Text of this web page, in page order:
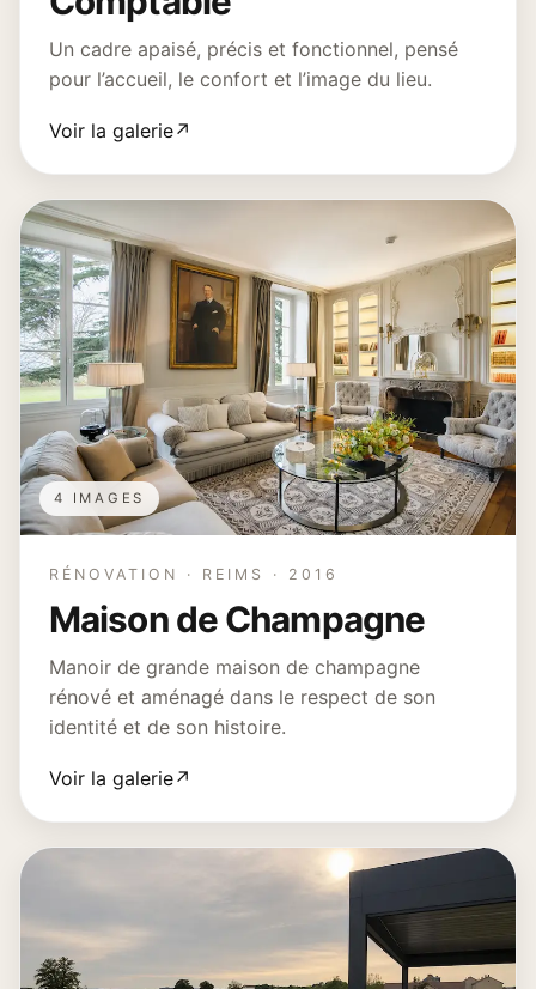
Un cadre apaisé, précis et fonctionnel, pensé
pour l’accueil, le confort et l’image du lieu.
Voir la galerie↗
4 IMAGES
RÉNOVATION · REIMS · 2016
Maison de Champagne
Manoir de grande maison de champagne
rénové et aménagé dans le respect de son
identité et de son histoire.
Voir la galerie↗